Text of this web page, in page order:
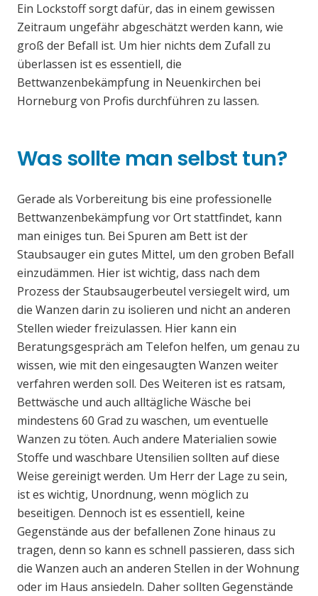
Ein Lockstoff sorgt dafür, das in einem gewissen
Zeitraum ungefähr abgeschätzt werden kann, wie
groß der Befall ist. Um hier nichts dem Zufall zu
überlassen ist es essentiell, die
Bettwanzenbekämpfung in Neuenkirchen bei
Horneburg von Profis durchführen zu lassen.
Was sollte man selbst tun?
Gerade als Vorbereitung bis eine professionelle
Bettwanzenbekämpfung vor Ort stattfindet, kann
man einiges tun. Bei Spuren am Bett ist der
Staubsauger ein gutes Mittel, um den groben Befall
einzudämmen. Hier ist wichtig, dass nach dem
Prozess der Staubsaugerbeutel versiegelt wird, um
die Wanzen darin zu isolieren und nicht an anderen
Stellen wieder freizulassen. Hier kann ein
Beratungsgespräch am Telefon helfen, um genau zu
wissen, wie mit den eingesaugten Wanzen weiter
verfahren werden soll. Des Weiteren ist es ratsam,
Bettwäsche und auch alltägliche Wäsche bei
mindestens 60 Grad zu waschen, um eventuelle
Wanzen zu töten. Auch andere Materialien sowie
Stoffe und waschbare Utensilien sollten auf diese
Weise gereinigt werden. Um Herr der Lage zu sein,
ist es wichtig, Unordnung, wenn möglich zu
beseitigen. Dennoch ist es essentiell, keine
Gegenstände aus der befallenen Zone hinaus zu
tragen, denn so kann es schnell passieren, dass sich
die Wanzen auch an anderen Stellen in der Wohnung
oder im Haus ansiedeln. Daher sollten Gegenstände